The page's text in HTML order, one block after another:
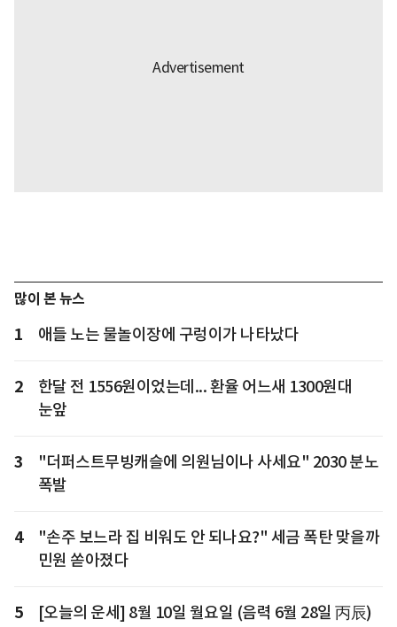
많이 본 뉴스
1 애들 노는 물놀이장에 구렁이가 나타났다
2
한달 전 1556원이었는데... 환율 어느새 1300원대
눈앞
3
"더퍼스트무빙캐슬에 의원님이나 사세요" 2030 분노
폭발
4
"손주 보느라 집 비워도 안 되나요?" 세금 폭탄 맞을까
민원 쏟아졌다
5 [오늘의 운세] 8월 10일 월요일 (음력 6월 28일 丙辰)